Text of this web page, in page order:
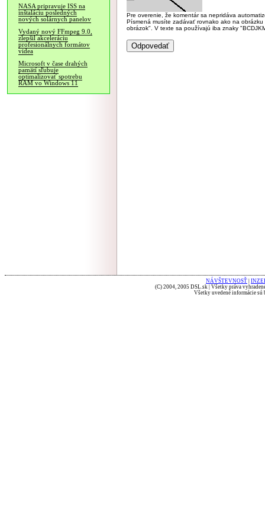
NASA pripravuje ISS na
inštaláciu posledných
nových solárnych panelov
Vydaný nový FFmpeg 9.0,
zlepšil akceleráciu
profesionálnych formátov
videa
Microsoft v čase drahých
pamätí sľubuje
optimalizovať spotrebu
RAM vo Windows 11
Pre overenie, že komentár sa nepridáva
Písmená musíte zadávať rovnako ako na
obrázok". V texte sa používajú iba znaky
NÁVŠTEVNOSŤ
(C) 2004, 2005 DSL.sk | Všetky práva
Všetky uvedené informácie sú